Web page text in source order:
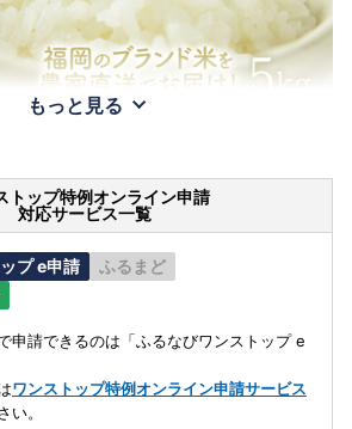
もっと見る
トップ特例オンライン申請
対応サービス一覧
プ e申請
ふるまど
申請できるのは「ふるなびワンストップ e
ワンストップ特例オンライン申請サービス
い。